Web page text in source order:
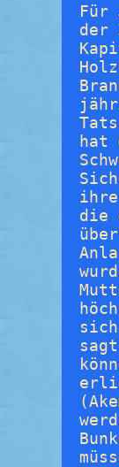
Für
der
hat
die